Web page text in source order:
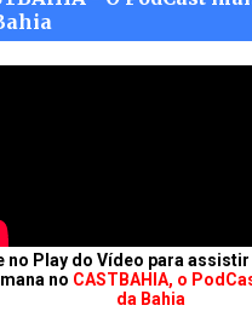
no Play do Vídeo para
no CASTBAHIA, o
da Bahia